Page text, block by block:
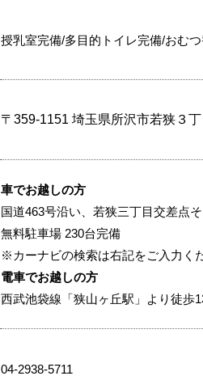
授乳室完備/多目的トイレ完備/おむ
〒359-1151 埼玉県所沢市若狭３丁
車でお越しの方
国道463号沿い、若狭三丁目交差点そ
無料駐車場 230台完備
※カーナビの検索は右記をご入力く
電車でお越しの方
西武池袋線「狭山ヶ丘駅」より徒歩
04-2938-5711